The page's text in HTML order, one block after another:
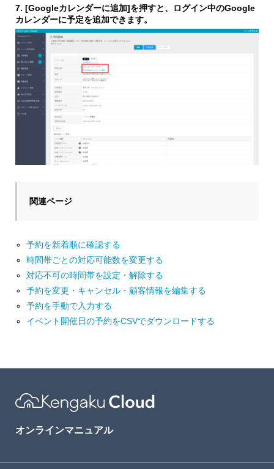
7. [Googleカレンダーに追加]を押すと、ログイン中のGoogle
カレンダーに予定を追加できます。
関連ページ
予約を新着順に確認する
時間帯ごとの対応可能数を変更する
対応不可の時間帯を設定・解除する
予約を変更・キャンセル・顧客情報を編集する
予約を手動で入力する
イベント開催日の予約をCSVでダウンロードする
オンラインマニュアル